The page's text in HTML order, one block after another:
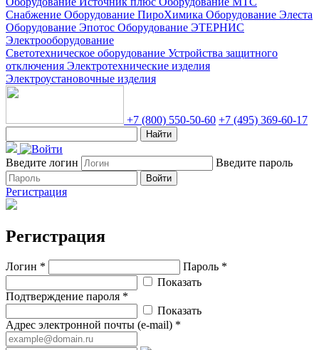
Снабжение Оборудование ПироХимика Оборудование Элеста
Оборудование Эпотос Оборудование ЭТЕРНИС
Электрооборудование
Светотехническое оборудование Устройства защитного
отключения Электротехнические изделия
Электроустановочные изделия
+7 (800) 550-50-60 +7 (495) 369-60-17
Найти
Введите логин Введите пароль
Войти
Регистрация
Регистрация
Логин *
Пароль *
Показать
Подтверждение пароля *
Показать
Адрес электронной почты (e-mail) *